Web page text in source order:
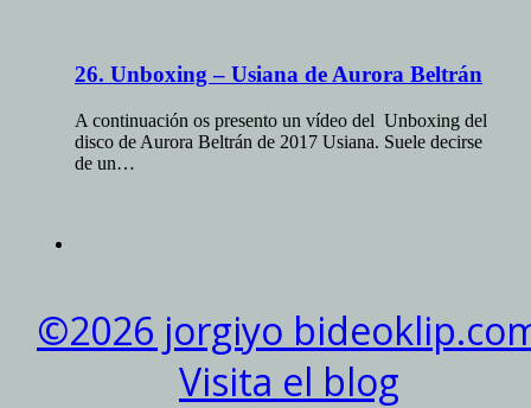
26. Unboxing – Usiana de Aurora Beltrán
A continuación os presento un vídeo del Unboxing del
disco de Aurora Beltrán de 2017 Usiana. Suele decirse
de un…
©2026 jorgiyo
Visita el blog